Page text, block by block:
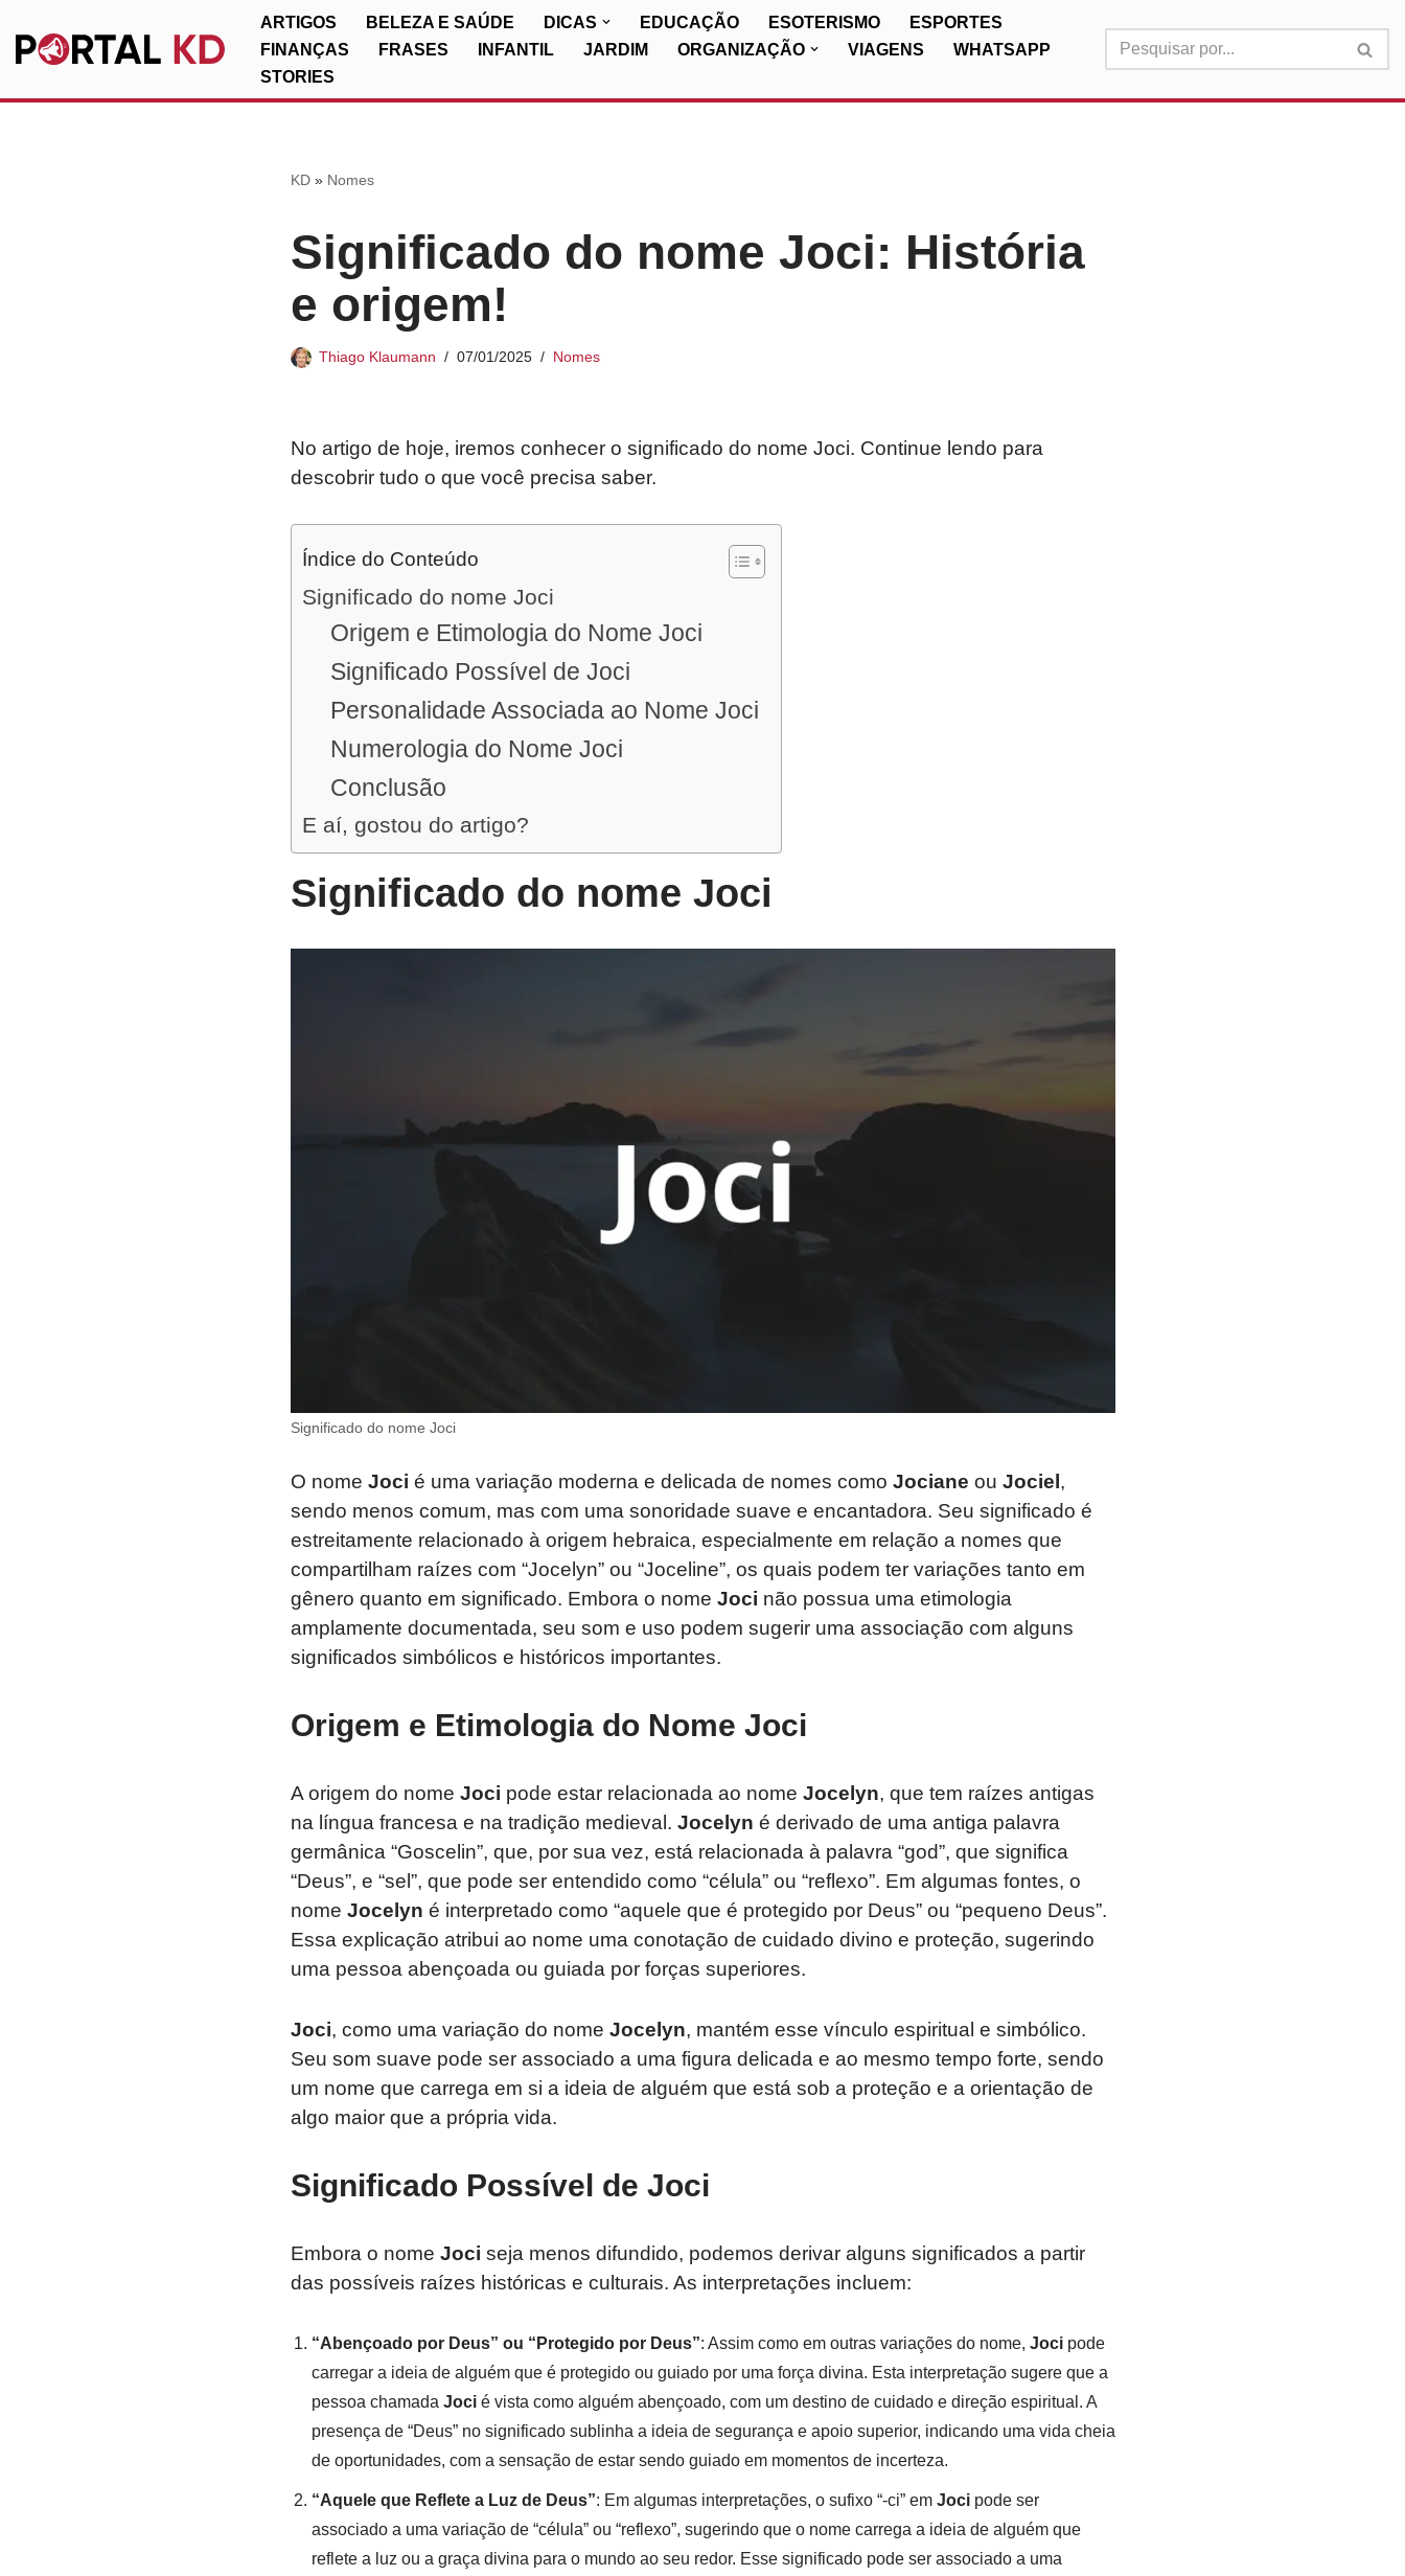
Pular
ARTIGOS BELEZA E SAÚDE DICAS EDUCAÇÃO ESOTERISMO
ESPORTES
FINANÇAS
FRASES INFANTIL JARDIM ORGANIZAÇÃO VIAGENS
WHATSAPP
STORIES
KD» Nomes
Significado do nome Joci: História
e origem!
Thiago Klaumann 07/01/2025 Nomes
No artigo de hoje, iremos conhecer o significado do nome Joci. Continue lendo para
descobrir tudo o que você precisa saber.
Índice do Conteúdo
Significado do nome Joci
Origem e Etimologia do Nome Joci
Significado Possível de Joci
Personalidade Associada ao Nome Joci
Numerologia do Nome Joci
Conclusão
E aí, gostou do artigo?
Significado do nome Joci
Significado do nome Joci
O nome Joci é uma variação moderna e delicada de nomes como Jociane ou Jociel,
sendo menos comum, mas com uma sonoridade suave e encantadora. Seu significado é
estreitamente relacionado à origem hebraica, especialmente em relação a nomes que
compartilham raízes com “Jocelyn” ou “Joceline”, os quais podem ter variações tanto em
gênero quanto em significado. Embora o nome Joci não possua uma etimologia
amplamente documentada, seu som e uso podem sugerir uma associação com alguns
significados simbólicos e históricos importantes.
Origem e Etimologia do Nome Joci
A origem do nome Joci pode estar relacionada ao nome Jocelyn, que tem raízes antigas
na língua francesa e na tradição medieval. Jocelyn é derivado de uma antiga palavra
germânica “Goscelin”, que, por sua vez, está relacionada à palavra “god”, que significa
“Deus”, e “sel”, que pode ser entendido como “célula” ou “reflexo”. Em algumas fontes, o
nome Jocelyn é interpretado como “aquele que é protegido por Deus” ou “pequeno Deus”.
Essa explicação atribui ao nome uma conotação de cuidado divino e proteção, sugerindo
uma pessoa abençoada ou guiada por forças superiores.
Joci, como uma variação do nome Jocelyn, mantém esse vínculo espiritual e simbólico.
Seu som suave pode ser associado a uma figura delicada e ao mesmo tempo forte, sendo
um nome que carrega em si a ideia de alguém que está sob a proteção e a orientação de
algo maior que a própria vida.
Significado Possível de Joci
Embora o nome Joci seja menos difundido, podemos derivar alguns significados a partir
das possíveis raízes históricas e culturais. As interpretações incluem:
“Abençoado por Deus” ou “Protegido por Deus”: Assim como em outras variações do nome, Jocipode
carregar a ideia de alguém que é protegido ou guiado por uma força divina. Esta interpretação sugere que a
pessoa chamada Jocié vista como alguém abençoado, com um destino de cuidado e direção espiritual. A
presença de “Deus” no significado sublinha a ideia de segurança e apoio superior, indicando uma vida cheia
de oportunidades, com a sensação de estar sendo guiado em momentos de incerteza.
“Aquele que Reflete a Luz de Deus”: Em algumas interpretações, o sufixo “-ci” em Jocipode ser
associado a uma variação de “célula” ou “reflexo”, sugerindo que o nome carrega a ideia de alguém que
reflete a luz ou a graça divina para o mundo ao seu redor. Esse significado pode ser associado a uma